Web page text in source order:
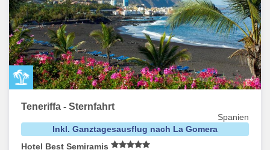
Teneriffa - Sternfahrt
Spanien
Inkl. Ganztagesausflug nach La Gomera
Hotel Best Semiramis